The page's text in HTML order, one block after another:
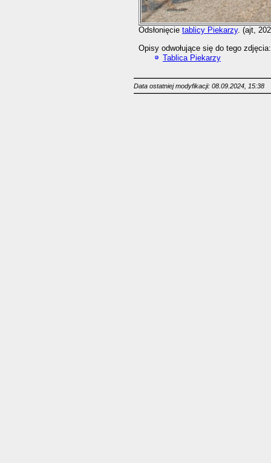
Odsłonięcie tablicy Piekarzy. (ajt,
Opisy odwołujące się do tego zdjęcia:
Tablica Piekarzy
Data ostatniej modyfikacji: 08.09.2024, 15:38